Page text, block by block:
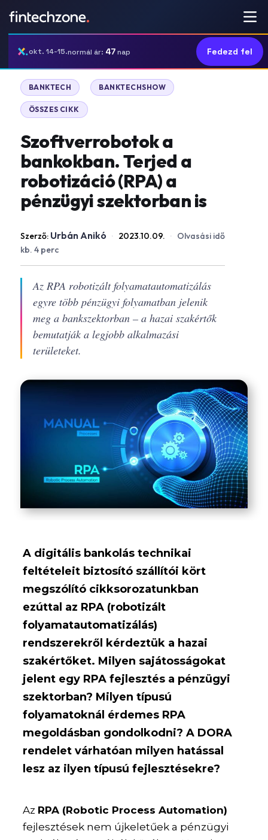
okt. 14-15.normál ár: 47nap Fedezd fel
BANKTECH | BANKTECHSHOW
ÖSSZES CIKK
Szoftverrobotok a
bankokban. Terjed a
robotizáció (RPA) a
pénzügyi szektorban is
Szerző: Urbán Anikó · 2023.10.09. · Olvasási idő
kb. 4 perc
Az RPA robotizált folyamatautomatizálás
egyre több pénzügyi folyamatban jelenik
meg a bankszektorban – a hazai szakértők
bemutatják a legjobb alkalmazási
területeket.
A digitális bankolás technikai
feltételeit biztosító szállítói kört
megszólító cikksorozatunkban
ezúttal az RPA (robotizált
folyamatautomatizálás)
rendszerekről kérdeztük a hazai
szakértőket. Milyen sajátosságokat
jelent egy RPA fejlesztés a pénzügyi
szektorban? Milyen típusú
folyamatoknál érdemes RPA
megoldásban gondolkodni? A DORA
rendelet várhatóan milyen hatással
lesz az ilyen típusú fejlesztésekre?
Az RPA (Robotic Process Automation)
fejlesztések nem újkeletűek a pénzügyi